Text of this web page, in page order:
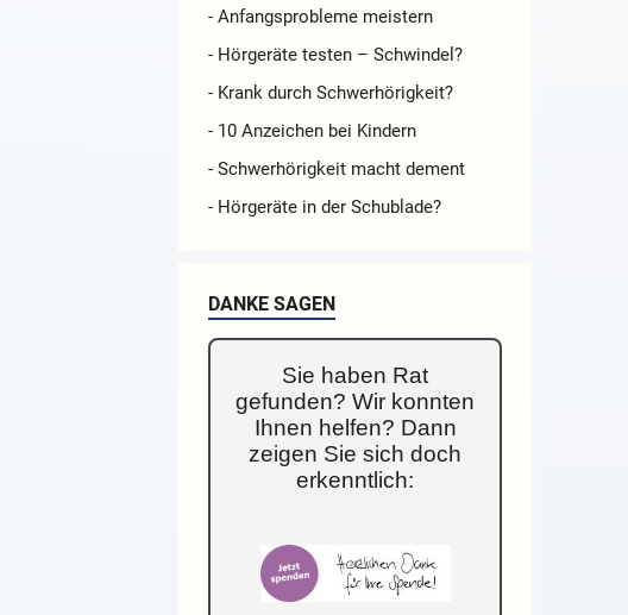
- Anfangsprobleme meistern
- Hörgeräte testen – Schwindel?
- Krank durch Schwerhörigkeit?
- 10 Anzeichen bei Kindern
- Schwerhörigkeit macht dement
- Hörgeräte in der Schublade?
DANKE SAGEN
Sie haben Rat
gefunden? Wir konnten
Ihnen helfen? Dann
zeigen Sie sich doch
erkenntlich: